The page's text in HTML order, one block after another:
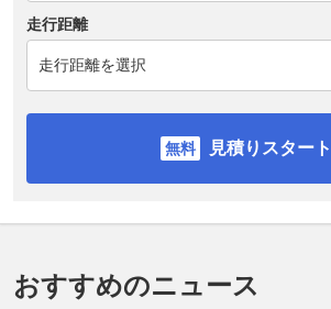
走行距離
見積りスタート
おすすめのニュース